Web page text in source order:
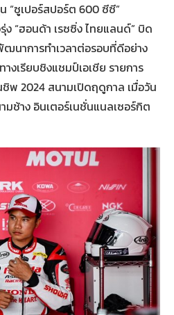
“ซูเปอร์สปอร์ต 600 ซีซี”
“ฮอนด้า เรซซิ่ง ไทยแลนด์” บิด
นาการทำเวลาต่อรอบที่ดีอย่าง
งเรียบชิงแชมป์เอเชีย รายการ
ชิพ 2024 สนามเปิดฤดูกาล เมื่อวัน
ช้าง อินเตอร์เนชั่นแนลเซอร์กิต